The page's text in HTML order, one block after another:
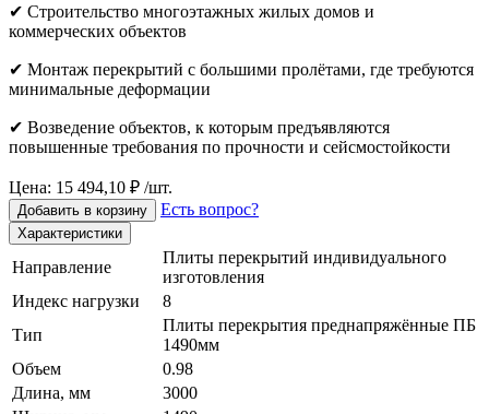
✔ Строительство многоэтажных жилых домов и
коммерческих объектов
✔ Монтаж перекрытий с большими пролётами, где требуются
минимальные деформации
✔ Возведение объектов, к которым предъявляются
повышенные требования по прочности и сейсмостойкости
Цена: 15 494,10 ₽ /шт.
Добавить в корзину Есть вопрос?
Характеристики
Направление
Плиты перекрытий индивидуального
изготовления
Индекс нагрузки
8
Тип
Плиты перекрытия преднапряжённые ПБ
1490мм
Объем
0.98
Длина, мм
3000